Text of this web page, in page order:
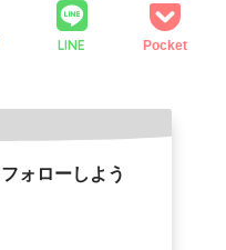
LINE Pocket
ォローしよう